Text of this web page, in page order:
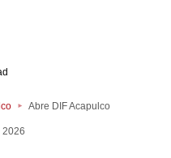
Abre DIF Acapulco
2026